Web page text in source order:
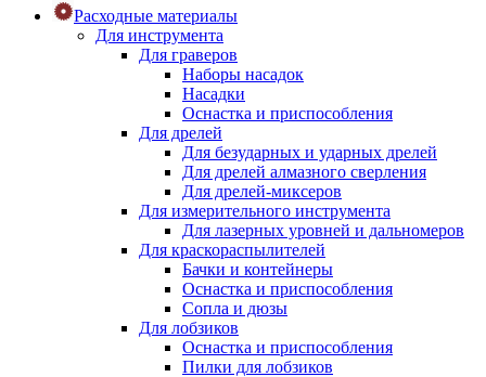
Расходные материалы
Для инструмента
Для граверов
Наборы насадок
Насадки
Оснастка и приспособления
Для дрелей
Для безударных и ударных дрелей
Для дрелей алмазного сверления
Для дрелей-миксеров
Для измерительного инструмента
Для лазерных уровней и дальномеров
Для краскораспылителей
Бачки и контейнеры
Оснастка и приспособления
Сопла и дюзы
Для лобзиков
Оснастка и приспособления
Пилки для лобзиков